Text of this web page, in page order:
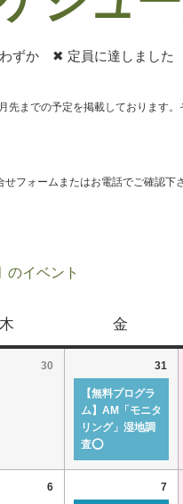
ずか ✖ 定員に達しました
までの予定を掲載しております
フォームまたはお電話でご確認下さ
のイベント
木 金
30 31
【無料プログラ
ム】AM「モニタ
リング」湿地調
査⭕
6 7